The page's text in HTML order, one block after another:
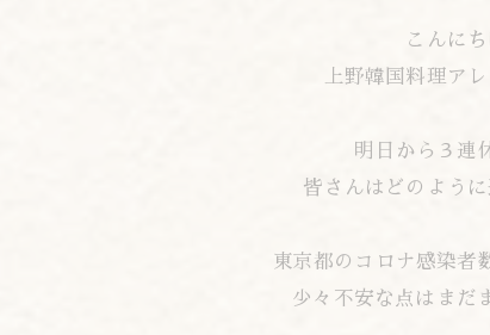
こんにち
上野韓国料理ア
明日から３連
皆さんはどのよう
東京都のコロナ感染者
少々不安な点はまだ